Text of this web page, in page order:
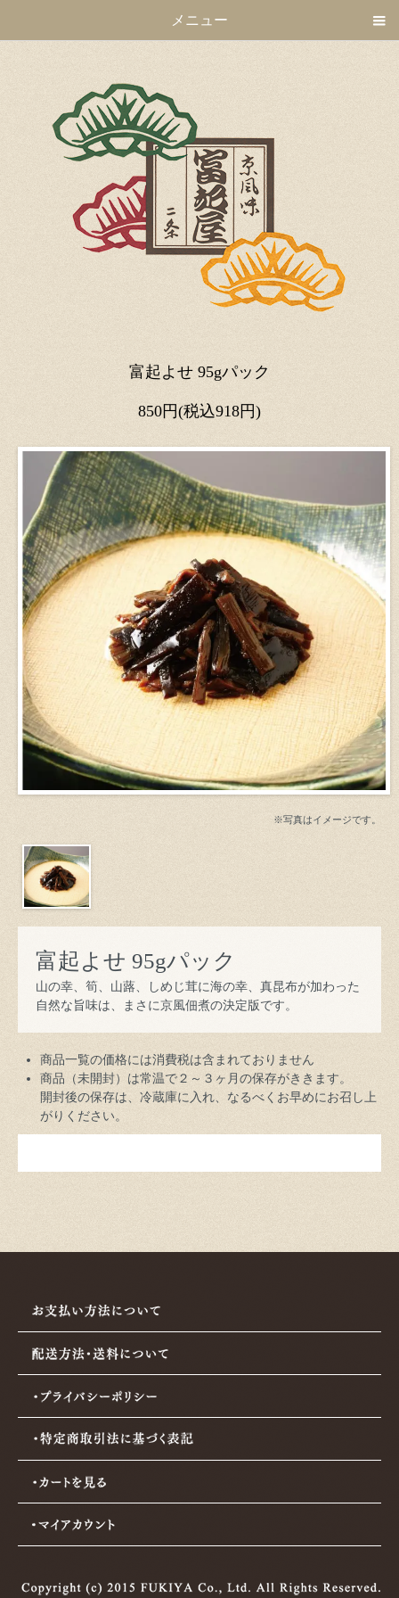
メニュー
富起よせ 95gパック
850円(税込918円)
※写真はイメージです。
富起よせ 95gパック
山の幸、筍、山蕗、しめじ茸に海の幸、真昆布が加わった
自然な旨味は、まさに京風佃煮の決定版です。
商品一覧の価格には消費税は含まれておりません
商品（未開封）は常温で２～３ヶ月の保存がききます。
開封後の保存は、冷蔵庫に入れ、なるべくお早めにお召し上
がりください。